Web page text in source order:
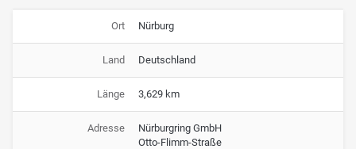
Ort Nürburg
Land Deutschland
Länge 3,629 km
Adresse
Nürburgring GmbH
Otto-Flimm-Straße